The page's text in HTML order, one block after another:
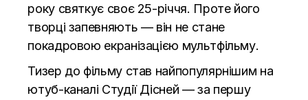
року святкує своє 25-річчя. Проте його
творці запевняють — він не стане
покадровою екранізацією мультфільму.
Тизер до фільму став найпопулярнішим на
ютуб-каналі Студії Дісней — за першу